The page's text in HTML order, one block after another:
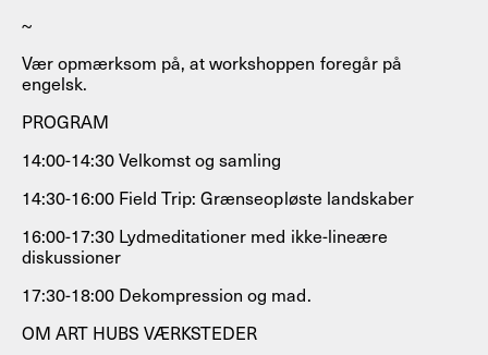
~
Vær opmærksom på, at workshoppen foregår på
engelsk.
PROGRAM
14:00-14:30 Velkomst og samling
14:30-16:00 Field Trip: Grænseopløste landskaber
16:00-17:30 Lydmeditationer med ikke-lineære
diskussioner
17:30-18:00 Dekompression og mad.
OM ART HUBS VÆRKSTEDER